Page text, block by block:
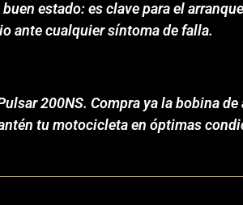
estado: es clave para el
ante cualquier síntoma de falla.
200NS. Compra ya la bobina
tu motocicleta en óptimas